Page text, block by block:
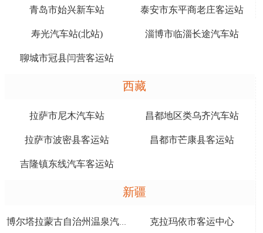
青岛市始兴新车站 泰安市东平商老庄客运站
寿光汽车站(北站) 淄博市临淄长途汽车站
聊城市冠县闫营客运站
西藏
拉萨市尼木汽车站 昌都地区类乌齐汽车站
拉萨市波密县客运站 昌都市芒康县客运站
吉隆镇东线汽车客运站
新疆
博尔塔拉蒙古自治州温泉汽车站 克拉玛依市客运中心